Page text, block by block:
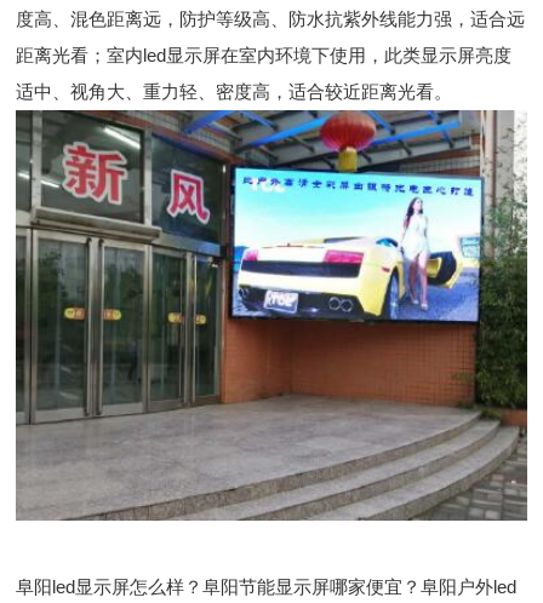
度高、混色距离远，防护等级高、防水抗紫外线能力强，适合远
距离光看；室内led显示屏在室内环境下使用，此类显示屏亮度
适中、视角大、重力轻、密度高，适合较近距离光看。
阜阳led显示屏怎么样？阜阳节能显示屏哪家便宜？阜阳户外led